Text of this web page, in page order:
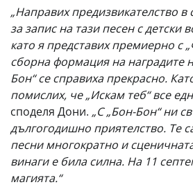
„Направих предизвикателство
за запис на тази песен с детски
като я представих премиерно с
сборна формация на наградите
Бон“ се справиха прекрасно.
помислих, че „Искам теб“ все
споделя Дони. „С „Бон-Бон“ ни
дългогодишно приятелство. Те
песни многократно и
винаги е била силна. На 11
магията.“